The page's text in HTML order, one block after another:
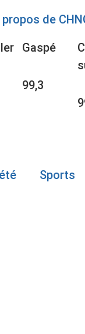
propos de
Gaspé
99,3
Sports